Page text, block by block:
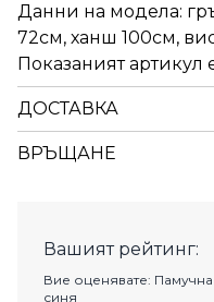
Данни на модела:
72см, ханш 100см,
Показаният артикул
ДОСТАВКА
ВРЪЩАНЕ
Вашият рейтинг:
Вие оценявате:
синя